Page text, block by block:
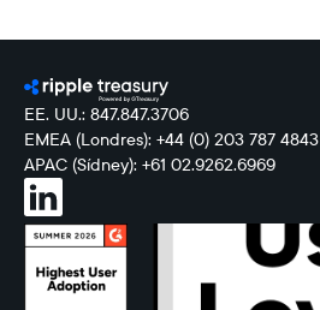
EE. UU.: 847.847.3706
EMEA (Londres): +44 (0) 203 787 4843
APAC (Sídney): +61 02.9262.6969